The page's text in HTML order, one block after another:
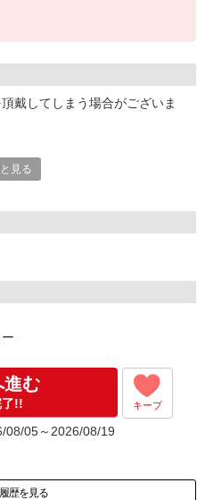
戴してしまう場合がございま
見る
進む
了!! キープ
08/05～2026/08/19
歴を見る